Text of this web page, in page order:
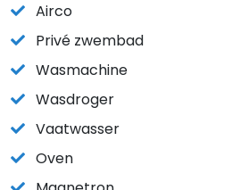
Airco
Privé zwembad
Wasmachine
Wasdroger
Vaatwasser
Oven